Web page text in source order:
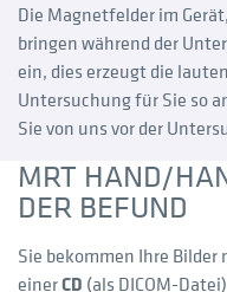
Die Magnetfelder im
bringen während der
ein, dies erzeugt die
Untersuchung für Sie so
Sie von uns vor der
MRT HAND/
DER BEFUND
Sie bekommen Ihre
einerCD (als DICOM-